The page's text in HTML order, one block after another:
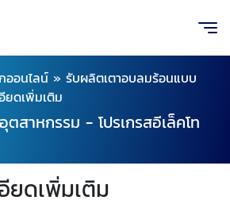
ออนไลน์ » รับผลิตเตาอบลมร้อนแบบ
ยดเพิ่มเติม
สาหกรรม - โปรเกรสอีเล็คโท
ยดเพิ่มเติม